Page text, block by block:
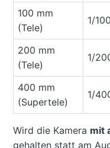
100 mm
(Tele)
1/
200 mm
(Tele)
1/
400 mm
(Supertele)
1/
Wird die Kamera mit
gehalten statt am